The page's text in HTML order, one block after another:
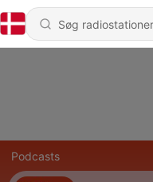
Podcasts